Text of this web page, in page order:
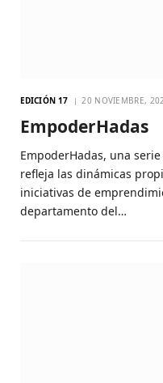
EDICIÓN 17 20 NOVIEMBRE,
EmpoderHadas
EmpoderHadas, una
refleja las dinámicas
iniciativas de
departamento del…